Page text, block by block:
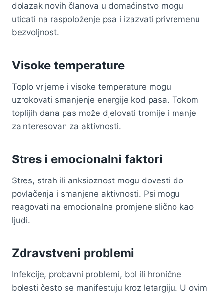
dolazak novih članova u domaćinstvo mogu
uticati na raspoloženje psa i izazvati privremenu
bezvoljnost.
Visoke temperature
Toplo vrijeme i visoke temperature mogu
uzrokovati smanjenje energije kod pasa. Tokom
toplijih dana pas može djelovati tromije i manje
zainteresovan za aktivnosti.
Stres i emocionalni faktori
Stres, strah ili anksioznost mogu dovesti do
povlačenja i smanjene aktivnosti. Psi mogu
reagovati na emocionalne promjene slično kao i
ljudi.
Zdravstveni problemi
Infekcije, probavni problemi, bol ili hronične
bolesti često se manifestuju kroz letargiju. U ovim